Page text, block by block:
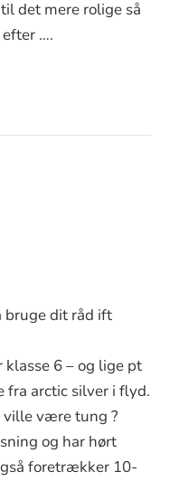
det mere rolige så
….
bruge dit råd ift
klasse 6 – og lige pt
arctic silver i flyd.
være tung ?
og har hørt
foretrækker 10-